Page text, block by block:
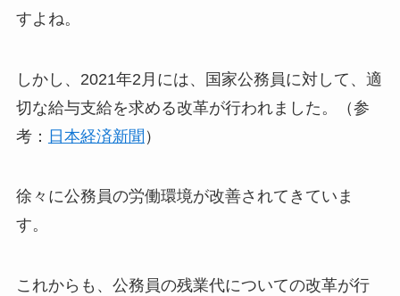
すよね。
しかし、2021年2月には、国家公務員に対して、適
切な給与支給を求める改革が行われました。（参
考： 日本経済新聞 ）
徐々に公務員の労働環境が改善されてきていま
す。
これからも、公務員の残業代についての改革が行